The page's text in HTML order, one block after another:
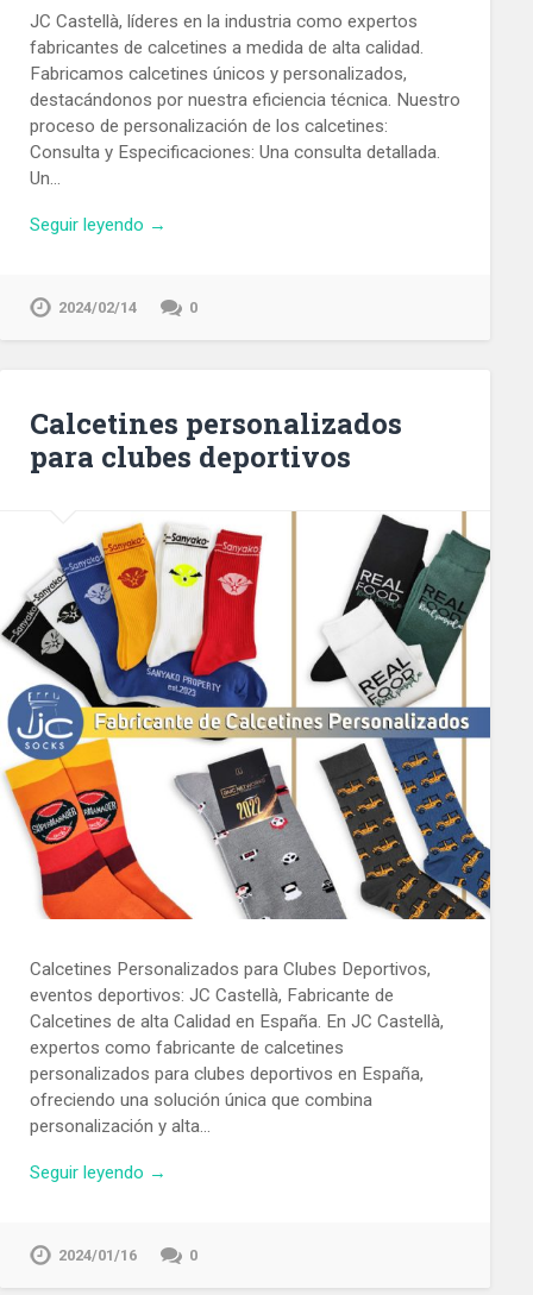
JC Castellà, líderes en la industria como expertos
fabricantes de calcetines a medida de alta calidad.
Fabricamos calcetines únicos y personalizados,
destacándonos por nuestra eficiencia técnica. Nuestro
proceso de personalización de los calcetines:
Consulta y Especificaciones: Una consulta detallada.
Un…
Seguir leyendo →
2024/02/14 0
Calcetines personalizados
para clubes deportivos
Calcetines Personalizados para Clubes Deportivos,
eventos deportivos: JC Castellà, Fabricante de
Calcetines de alta Calidad en España. En JC Castellà,
expertos como fabricante de calcetines
personalizados para clubes deportivos en España,
ofreciendo una solución única que combina
personalización y alta…
Seguir leyendo →
2024/01/16 0